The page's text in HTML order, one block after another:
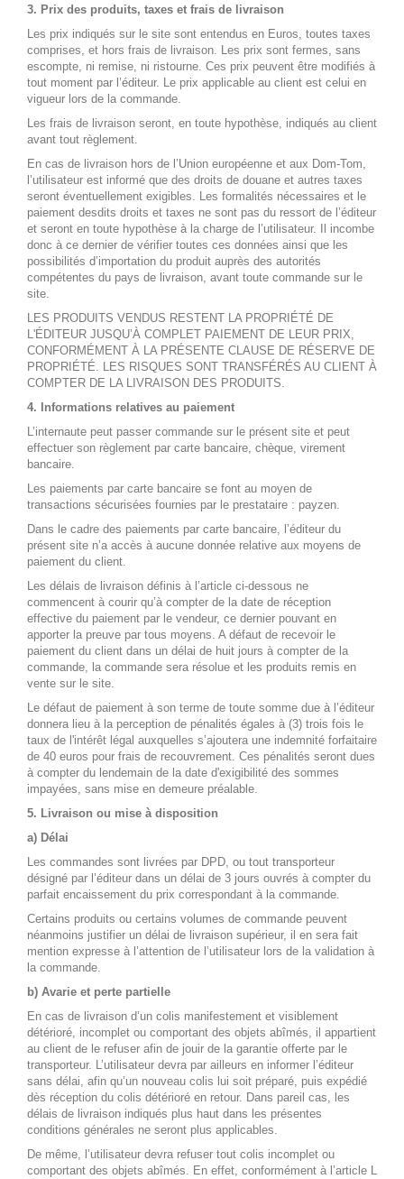
3. Prix des produits, taxes et frais de livraison
Les prix indiqués sur le site sont entendus en Euros, toutes taxes
comprises, et hors frais de livraison. Les prix sont fermes, sans
escompte, ni remise, ni ristourne. Ces prix peuvent être modifiés à
tout moment par l’éditeur. Le prix applicable au client est celui en
vigueur lors de la commande.
Les frais de livraison seront, en toute hypothèse, indiqués au client
avant tout règlement.
En cas de livraison hors de l’Union européenne et aux Dom-Tom,
l’utilisateur est informé que des droits de douane et autres taxes
seront éventuellement exigibles. Les formalités nécessaires et le
paiement desdits droits et taxes ne sont pas du ressort de l’éditeur
et seront en toute hypothèse à la charge de l’utilisateur. Il incombe
donc à ce dernier de vérifier toutes ces données ainsi que les
possibilités d’importation du produit auprès des autorités
compétentes du pays de livraison, avant toute commande sur le
site.
LES PRODUITS VENDUS RESTENT LA PROPRIÉTÉ DE
L'ÉDITEUR JUSQU’À COMPLET PAIEMENT DE LEUR PRIX,
CONFORMÉMENT À LA PRÉSENTE CLAUSE DE RÉSERVE DE
PROPRIÉTÉ. LES RISQUES SONT TRANSFÉRÉS AU CLIENT À
COMPTER DE LA LIVRAISON DES PRODUITS.
4. Informations relatives au paiement
L’internaute peut passer commande sur le présent site et peut
effectuer son règlement par carte bancaire, chèque, virement
bancaire.
Les paiements par carte bancaire se font au moyen de
transactions sécurisées fournies par le prestataire : payzen.
Dans le cadre des paiements par carte bancaire, l’éditeur du
présent site n’a accès à aucune donnée relative aux moyens de
paiement du client.
Les délais de livraison définis à l’article ci-dessous ne
commencent à courir qu’à compter de la date de réception
effective du paiement par le vendeur, ce dernier pouvant en
apporter la preuve par tous moyens. A défaut de recevoir le
paiement du client dans un délai de huit jours à compter de la
commande, la commande sera résolue et les produits remis en
vente sur le site.
Le défaut de paiement à son terme de toute somme due à l’éditeur
donnera lieu à la perception de pénalités égales à (3) trois fois le
taux de l'intérêt légal auxquelles s’ajoutera une indemnité forfaitaire
de 40 euros pour frais de recouvrement. Ces pénalités seront dues
à compter du lendemain de la date d'exigibilité des sommes
impayées, sans mise en demeure préalable.
5. Livraison ou mise à disposition
a) Délai
Les commandes sont livrées par DPD, ou tout transporteur
désigné par l’éditeur dans un délai de 3 jours ouvrés à compter du
parfait encaissement du prix correspondant à la commande.
Certains produits ou certains volumes de commande peuvent
néanmoins justifier un délai de livraison supérieur, il en sera fait
mention expresse à l’attention de l’utilisateur lors de la validation à
la commande.
b) Avarie et perte partielle
En cas de livraison d’un colis manifestement et visiblement
détérioré, incomplet ou comportant des objets abîmés, il appartient
au client de le refuser afin de jouir de la garantie offerte par le
transporteur. L’utilisateur devra par ailleurs en informer l’éditeur
sans délai, afin qu’un nouveau colis lui soit préparé, puis expédié
dès réception du colis détérioré en retour. Dans pareil cas, les
délais de livraison indiqués plus haut dans les présentes
conditions générales ne seront plus applicables.
De même, l’utilisateur devra refuser tout colis incomplet ou
comportant des objets abîmés. En effet, conformément à l’article L